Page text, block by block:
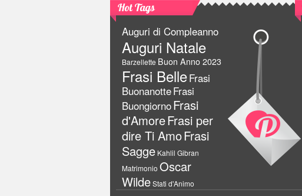
Hot Tags
Auguri di Compleanno
Auguri Natale
Barzellette Buon Anno 2023
Frasi BelleFrasi
BuonanotteFrasi
BuongiornoFrasi
d'AmoreFrasi per
dire Ti AmoFrasi
Sagge Kahlil Gibran
Matrimonio Oscar
WildeStati d'Animo